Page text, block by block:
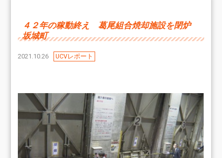
４２年の稼動終え 葛尾組合焼却施設を閉炉
坂城町
2021.10.26 UCVレポート